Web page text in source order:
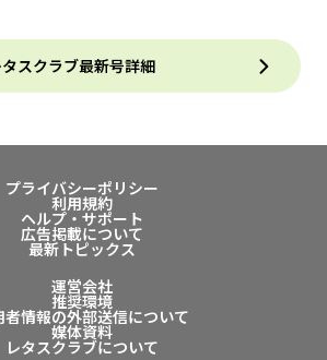
タスクラブ最新号詳細
プライバシーポリシー
利用規約
ヘルプ・サポート
広告掲載について
最新トピックス
運営会社
推奨環境
者情報の外部送信について
媒体資料
レタスクラブについて